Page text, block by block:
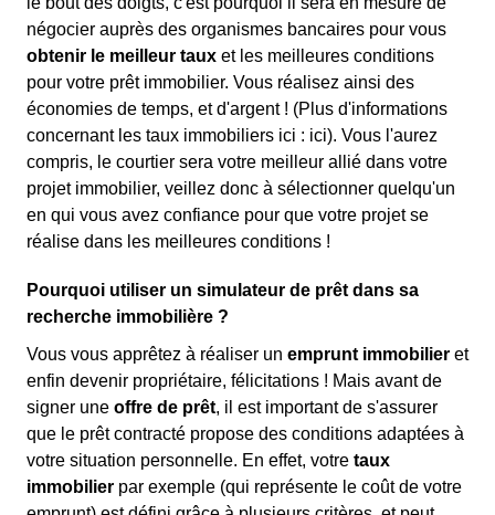
négocier auprès des organismes bancaires pour vous
obtenir le meilleur taux et les meilleures conditions
pour votre prêt immobilier. Vous réalisez ainsi des
économies de temps, et d'argent ! (Plus d'informations
concernant les taux immobiliers ici : ici). Vous l'aurez
compris, le courtier sera votre meilleur allié dans votre
projet immobilier, veillez donc à sélectionner quelqu'un
en qui vous avez confiance pour que votre projet se
réalise dans les meilleures conditions !
Pourquoi utiliser un simulateur de prêt dans sa
recherche immobilière ?
Vous vous apprêtez à réaliser un emprunt immobilier et
enfin devenir propriétaire, félicitations ! Mais avant de
signer une offre de prêt, il est important de s'assurer
que le prêt contracté propose des conditions adaptées à
votre situation personnelle. En effet, votre taux
immobilier par exemple (qui représente le coût de votre